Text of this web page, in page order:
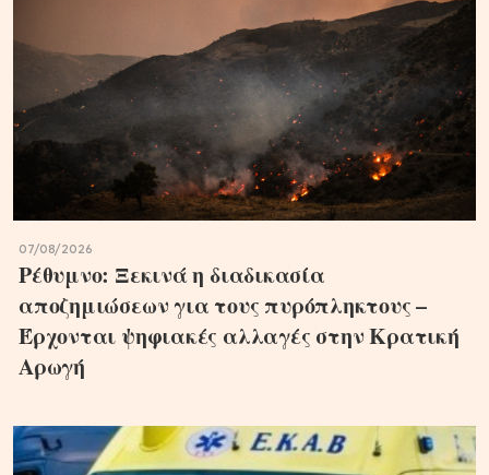
07/08/2026
Ρέθυμνο: Ξεκινά η διαδικασία
αποζημιώσεων για τους πυρόπληκτους –
Έρχονται ψηφιακές αλλαγές στην Κρατική
Αρωγή